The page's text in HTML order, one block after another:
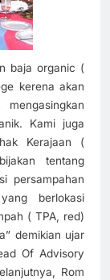
baja organic (
kerena akan
Kami juga
Kerajaan (
tentang
persampahan
berlokasi
( TPA, red)
demikian ujar
Of Advisory
Rom